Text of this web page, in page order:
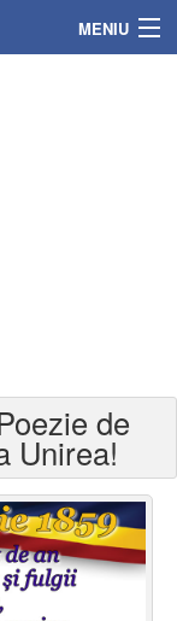
MENIU
de
Unirea!